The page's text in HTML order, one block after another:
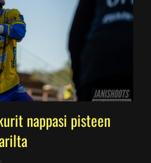
nappasi pisteen